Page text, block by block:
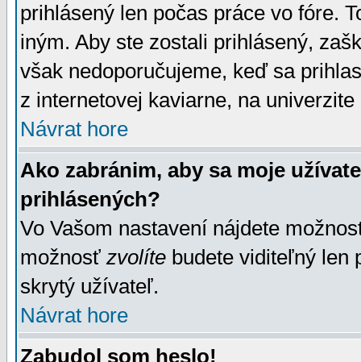
prihlásený len počas práce vo fóre.
iným. Aby ste zostali prihlásený,
však nedoporučujeme, keď sa
z internetovej kaviarne, na univerzite
Návrat hore
Ako zabránim, aby sa moje
prihlásených?
Vo Vašom nastavení nájdete
možnosť zvolíte budete viditeľný len
skrytý užívateľ.
Návrat hore
Zabudol som heslo!